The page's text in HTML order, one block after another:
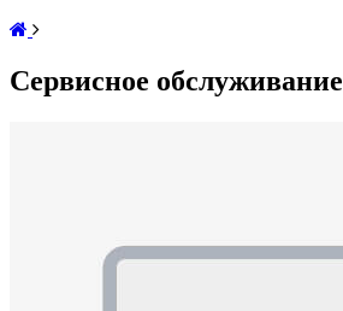
Сервисное обслуживание